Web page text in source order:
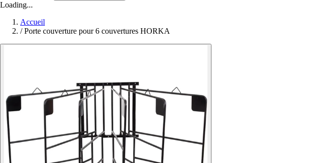
Loading...
Accueil
/ Porte couverture pour 6 couvertures HORKA